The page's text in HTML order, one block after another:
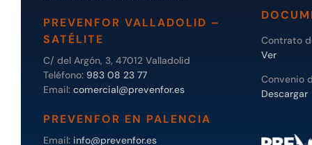
PREVENFOR VALLADOLID –
SATÉLITE
C/ del Argón, 3, 47012 Valladolid
Teléfono: 983 08 23 77
Email: comercial@prevenfor.es
PREVENFOR EN PALENCIA
Email: info@prevenfor.es
Contrato
Ver
Convenio
Descargar